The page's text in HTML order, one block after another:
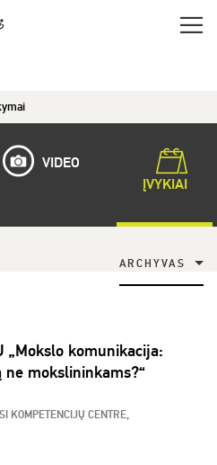
VIDEO
ĮVYKIAI
ARCHYVAS
„Mokslo komunikacija:
mokslininkams?“
KOMPETENCIJŲ CENTRE,